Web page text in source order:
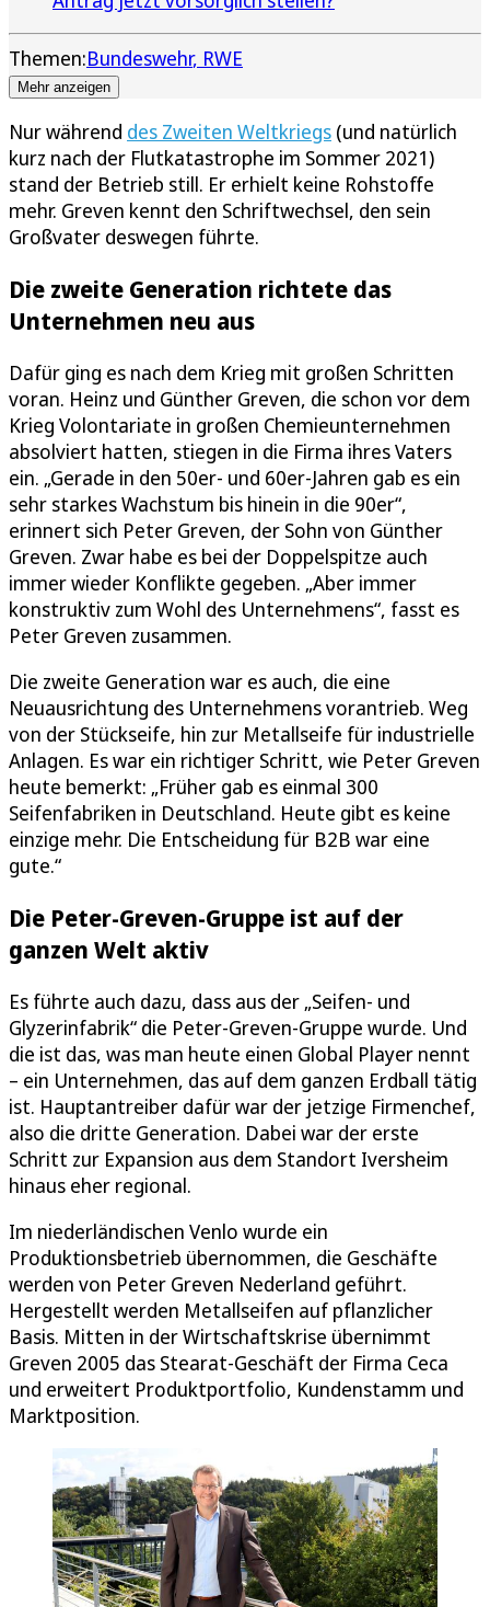
Themen:Bundeswehr RWE
Mehr anzeigen
Nur während des Zweiten Weltkriegs (und natürlich
kurz nach der Flutkatastrophe im Sommer 2021)
stand der Betrieb still. Er erhielt keine Rohstoffe
mehr. Greven kennt den Schriftwechsel, den sein
Großvater deswegen führte.
Die zweite Generation richtete das
Unternehmen neu aus
Dafür ging es nach dem Krieg mit großen Schritten
voran. Heinz und Günther Greven, die schon vor dem
Krieg Volontariate in großen Chemieunternehmen
absolviert hatten, stiegen in die Firma ihres Vaters
ein. „Gerade in den 50er- und 60er-Jahren gab es ein
sehr starkes Wachstum bis hinein in die 90er“,
erinnert sich Peter Greven, der Sohn von Günther
Greven. Zwar habe es bei der Doppelspitze auch
immer wieder Konflikte gegeben. „Aber immer
konstruktiv zum Wohl des Unternehmens“, fasst es
Peter Greven zusammen.
Die zweite Generation war es auch, die eine
Neuausrichtung des Unternehmens vorantrieb. Weg
von der Stückseife, hin zur Metallseife für industrielle
Anlagen. Es war ein richtiger Schritt, wie Peter Greven
heute bemerkt: „Früher gab es einmal 300
Seifenfabriken in Deutschland. Heute gibt es keine
einzige mehr. Die Entscheidung für B2B war eine
gute.“
Die Peter-Greven-Gruppe ist auf der
ganzen Welt aktiv
Es führte auch dazu, dass aus der „Seifen- und
Glyzerinfabrik“ die Peter-Greven-Gruppe wurde. Und
die ist das, was man heute einen Global Player nennt
– ein Unternehmen, das auf dem ganzen Erdball tätig
ist. Hauptantreiber dafür war der jetzige Firmenchef,
also die dritte Generation. Dabei war der erste
Schritt zur Expansion aus dem Standort Iversheim
hinaus eher regional.
Im niederländischen Venlo wurde ein
Produktionsbetrieb übernommen, die Geschäfte
werden von Peter Greven Nederland geführt.
Hergestellt werden Metallseifen auf pflanzlicher
Basis. Mitten in der Wirtschaftskrise übernimmt
Greven 2005 das Stearat-Geschäft der Firma Ceca
und erweitert Produktportfolio, Kundenstamm und
Marktposition.